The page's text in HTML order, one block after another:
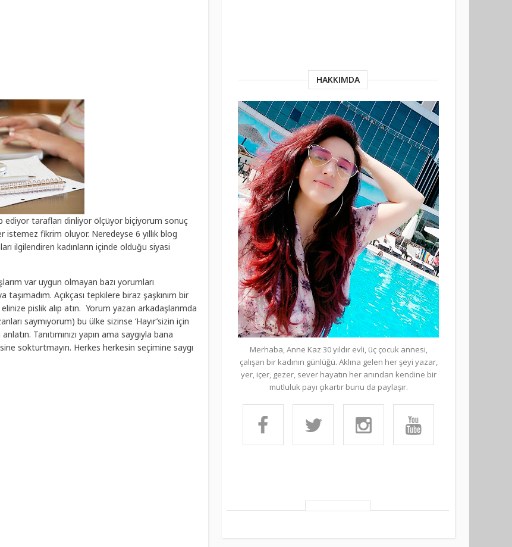
ediyor tarafları dinliyor ölçüyor biçiyorum sonuç
fikrim oluyor. Neredeyse 6 yıllık blog
ilgilendiren kadınların içinde olduğu siyasi
var uygun olmayan bazı yorumları
Açıkçası tepkilere biraz şaşkınım bir
pislik alıp atın. Yorum yazan arkadaşlarımda
saymıyorum) bu ülke sizinse ‘Hayır’sizin için
Tanıtımınızı yapın ama saygıyla bana
sokturtmayın. Herkes herkesin seçimine saygı
HAKKIMDA
Merhaba, Anne Kaz 30 yıldır evli, üç çocuk annesi,
çalışan bir kadının günlüğü. Aklına gelen her şeyi yazar,
yer, içer, gezer, sever hayatın her anından kendine bir
mutluluk payı çıkartır bunu da paylaşır.